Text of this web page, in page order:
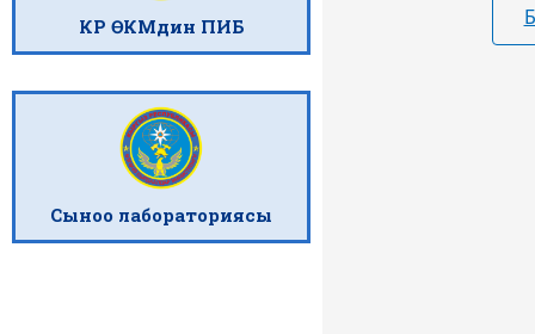
КР ӨКМдин ПИБ
Сыноо лабораториясы